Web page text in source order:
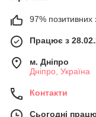
97% позитивних
Працює з
м. Дніпро
Дніпро, Україна
Контакти
Сьогодні